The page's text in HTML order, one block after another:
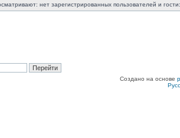
нет зарегистрированных пользователей и
Создано на основе